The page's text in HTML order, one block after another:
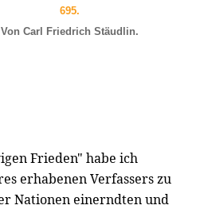
695.
Von Carl Friedrich Stäudlin.
Frieden" habe ich
erhabenen Verfassers zu
Nationen einerndten und